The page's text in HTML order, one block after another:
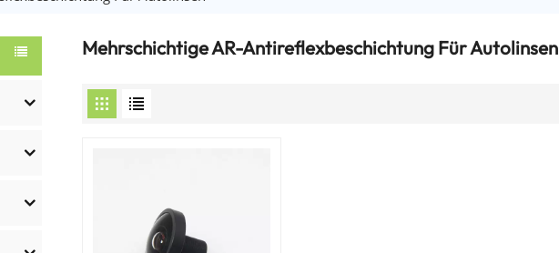
Mehrschichtige AR-Antireflexbeschichtung Für Autolinsen